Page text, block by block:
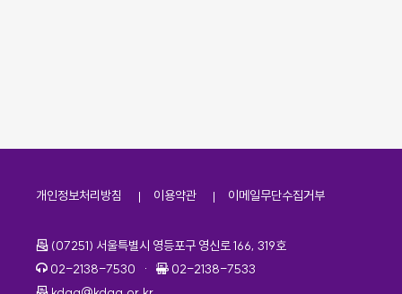
개인정보처리방침 이용약관 이메일무단수집거부
주소
(07251) 서울특별시 영등포구 영신로 166, 319호
전화번호
02-2138-7530 · 팩스번호
02-2138-7533